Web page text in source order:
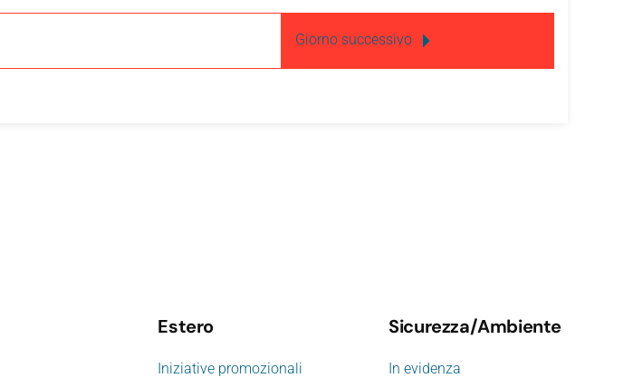
Giorno successivo
Estero
Iniziative promozionali
Sicurezza/Ambiente
In evidenza